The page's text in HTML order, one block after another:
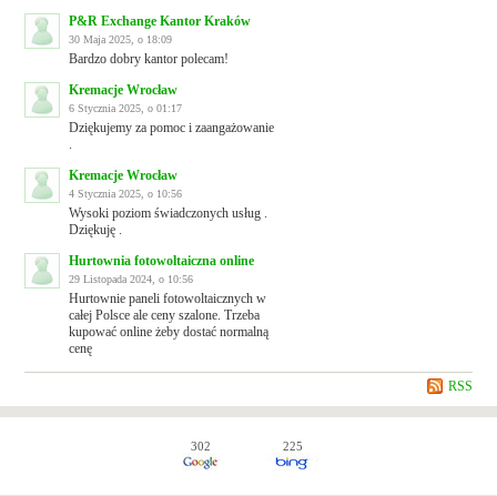
P&R Exchange Kantor Kraków
30 Maja 2025, o 18:09
Bardzo dobry kantor polecam!
Kremacje Wrocław
6 Stycznia 2025, o 01:17
Dziękujemy za pomoc i zaangażowanie
Kremacje Wrocław
4 Stycznia 2025, o 10:56
Wysoki poziom świadczonych usług .
Dziękuję .
Hurtownia fotowoltaiczna online
29 Listopada 2024, o 10:56
Hurtownie paneli fotowoltaicznych w
całej Polsce ale ceny szalone. Trzeba
kupować online żeby dostać normalną
cenę
RSS
302 225